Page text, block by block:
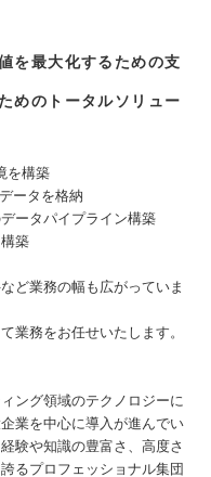
を最大化するための支
めのトータルソリュー
を構築
ータを格納
ータパイプライン構築
築
ど業務の幅も広がっていま
業務をお任せいたします。
ング領域のテクノロジーに
業を中心に導入が進んでい
験や知識の豊富さ、高度さ
るプロフェッショナル集団